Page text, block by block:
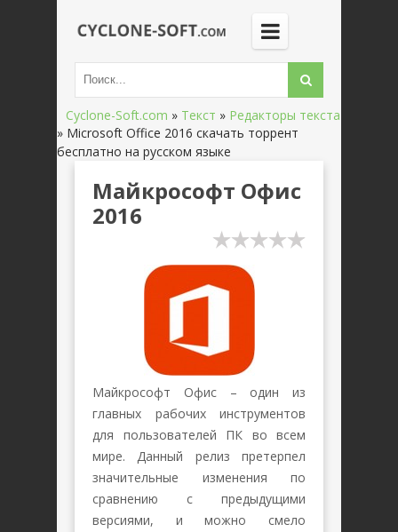
Cyclone-Soft.com » Текст » Редакторы текста
» Microsoft Office 2016 скачать торрент
бесплатно на русском языке
Майкрософт Офис
2016
Майкрософт Офис – один из
главных рабочих инструментов
для пользователей ПК во всем
мире. Данный релиз претерпел
значительные изменения по
сравнению с предыдущими
версиями, и можно смело